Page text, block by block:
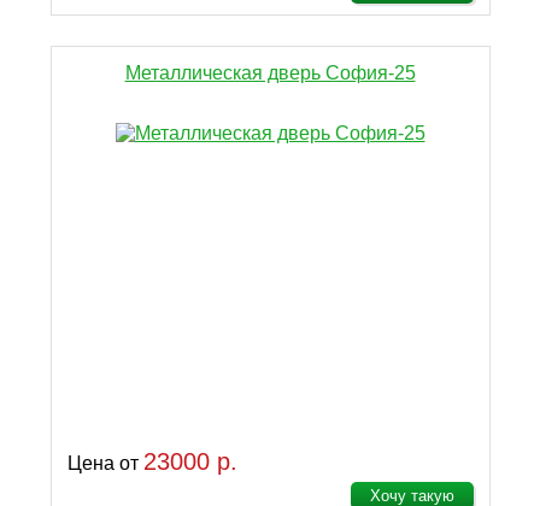
Металлическая дверь София-25
Цена от 23000 р.
Хочу такую